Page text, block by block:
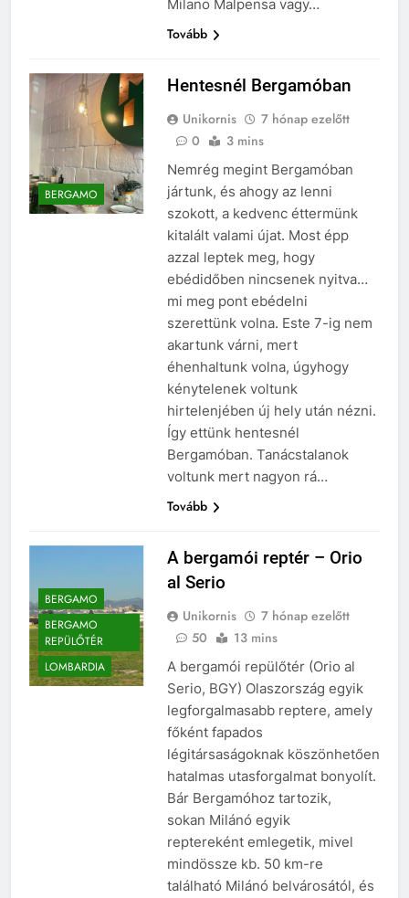
Milano Malpensa vagy…
Tovább
BERGAMO
Hentesnél Bergamóban
Unikornis
7 hónap ezelőtt
0
3 mins
Nemrég megint Bergamóban
jártunk, és ahogy az lenni
szokott, a kedvenc éttermünk
kitalált valami újat. Most épp
azzal leptek meg, hogy
ebédidőben nincsenek nyitva…
mi meg pont ebédelni
szerettünk volna. Este 7-ig nem
akartunk várni, mert
éhenhaltunk volna, úgyhogy
kénytelenek voltunk
hirtelenjében új hely után nézni.
Így ettünk hentesnél
Bergamóban. Tanácstalanok
voltunk mert nagyon rá…
Tovább
BERGAMO
BERGAMO
REPÜLŐTÉR
LOMBARDIA
A bergamói reptér – Orio
al Serio
Unikornis
7 hónap ezelőtt
50
13 mins
A bergamói repülőtér (Orio al
Serio, BGY) Olaszország egyik
legforgalmasabb reptere, amely
főként fapados
légitársaságoknak köszönhetően
hatalmas utasforgalmat bonyolít.
Bár Bergamóhoz tartozik,
sokan Milánó egyik
reptereként emlegetik, mivel
mindössze kb. 50 km-re
található Milánó belvárosától, és